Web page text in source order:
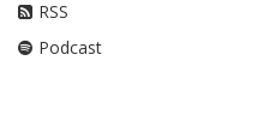
RSS
Podcast